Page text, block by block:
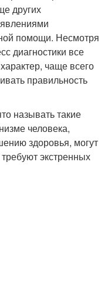
других
помощи. Несмотря
диагностики все
чаще всего
правильность
называть такие
человека,
здоровья, могут
экстренных